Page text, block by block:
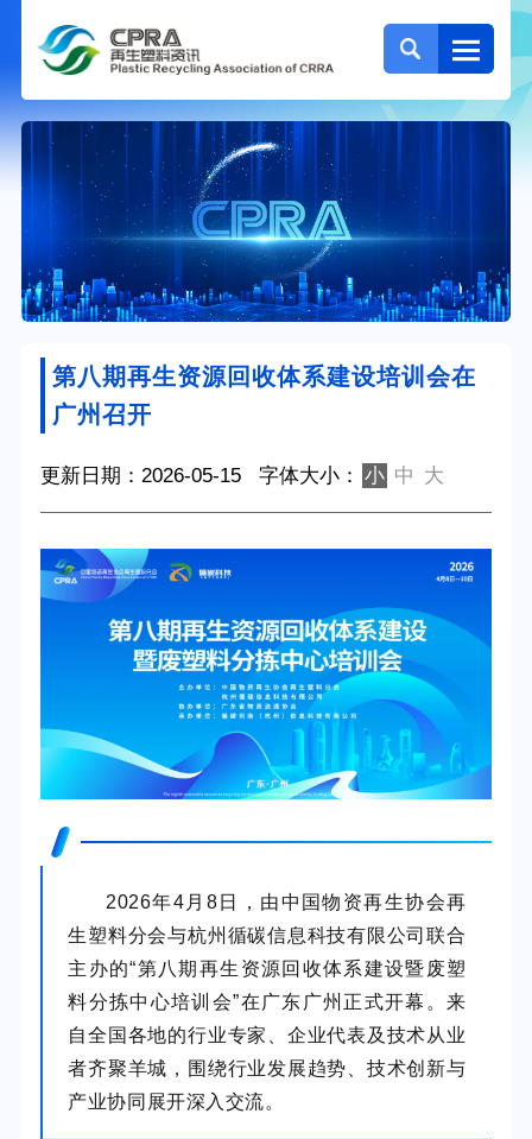
第八期再生资源回收体系建设培训会在
广州召开
更新日期：2026-05-15 字体大小： 小 中 大
2026年4月8日，由中国物资再生协会再
生塑料分会与杭州循碳信息科技有限公司联合
主办的“第八期再生资源回收体系建设暨废塑
料分拣中心培训会”在广东广州正式开幕。来
自全国各地的行业专家、企业代表及技术从业
者齐聚羊城，围绕行业发展趋势、技术创新与
产业协同展开深入交流。